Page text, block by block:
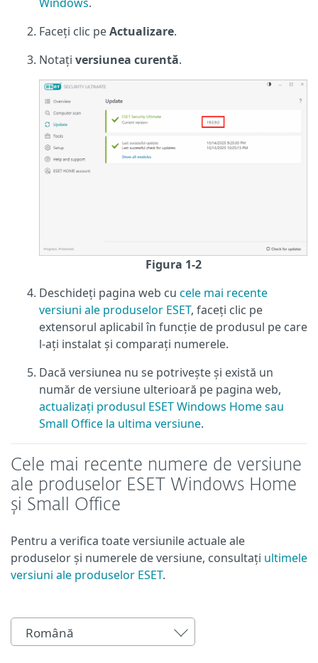
Faceți clic peActualizare.
Notați versiunea curentă.
Figura 1-2
Deschideți pagina web cu cele mai recente
versiuni ale produselor ESET, faceți clic pe
extensorul aplicabil în funcție de produsul pe care
l-ați instalat și comparați numerele.
Dacă versiunea nu se potrivește și există un
număr de versiune ulterioară pe pagina web,
actualizați produsul ESET Windows Home sau
Small Office la ultima versiune.
Cele mai recente numere de versiune
ale produselor ESET Windows Home
și Small Office
Pentru a verifica toate versiunile actuale ale
produselor și numerele de versiune, consultați ultimele
versiuni ale produselor ESET.
Română